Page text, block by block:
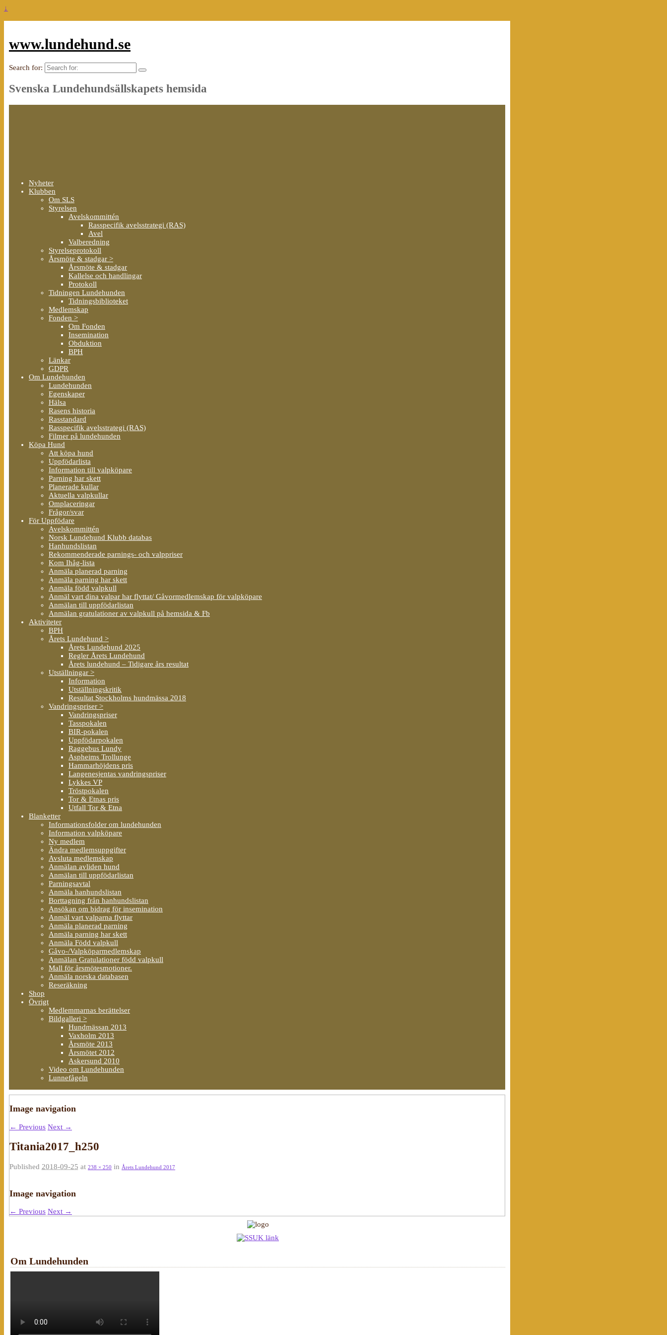
↓
www.lundehund.se
Search for:
Svenska Lundehundsällskapets hemsida
Nyheter
Klubben
Om SLS
Styrelsen
Avelskommittén
Rasspecifik avelsstrategi (RAS)
Avel
Valberedning
Styrelseprotokoll
Årsmöte & stadgar >
Årsmöte & stadgar
Kallelse och handlingar
Protokoll
Tidningen Lundehunden
Tidningsbiblioteket
Medlemskap
Fonden >
Om Fonden
Insemination
Obduktion
BPH
Länkar
GDPR
Om Lundehunden
Lundehunden
Egenskaper
Hälsa
Rasens historia
Rasstandard
Rasspecifik avelsstrategi (RAS)
Filmer på lundehunden
Köpa Hund
Att köpa hund
Uppfödarlista
Information till valpköpare
Parning har skett
Planerade kullar
Aktuella valpkullar
Omplaceringar
Frågor/svar
För Uppfödare
Avelskommittén
Norsk Lundehund Klubb databas
Hanhundslistan
Rekommenderade parnings- och valppriser
Kom Ihåg-lista
Anmäla planerad parning
Anmäla parning har skett
Anmäla född valpkull
Anmäl vart dina valpar har flyttat/ Gåvormedlemskap för valpköpare
Anmälan till uppfödarlistan
Anmälan gratulationer av valpkull på hemsida & Fb
Aktiviteter
BPH
Årets Lundehund >
Årets Lundehund 2025
Regler Årets Lundehund
Årets lundehund – Tidigare års resultat
Utställningar >
Information
Utställningskritik
Resultat Stockholms hundmässa 2018
Vandringspriser >
Vandringspriser
Tasspokalen
BIR-pokalen
Uppfödarpokalen
Raggebus Lundy
Aspheims Trollunge
Hammarhöjdens pris
Langenesjentas vandringspriser
Lykkes VP
Tröstpokalen
Tor & Etnas pris
Utfall Tor & Etna
Blanketter
Informationsfolder om lundehunden
Information valpköpare
Ny medlem
Ändra medlemsuppgifter
Avsluta medlemskap
Anmälan avliden hund
Anmälan till uppfödarlistan
Parningsavtal
Anmäla hanhundslistan
Borttagning från hanhundslistan
Ansökan om bidrag för insemination
Anmäl vart valparna flyttar
Anmäla planerad parning
Anmäla parning har skett
Anmäla Född valpkull
Gåvo-/Valpköparmedlemskap
Anmälan Gratulationer född valpkull
Mall för årsmötesmotioner.
Anmäla norska databasen
Reseräkning
Shop
Övrigt
Medlemmarnas berättelser
Bildgalleri >
Hundmässan 2013
Vaxholm 2013
Årsmöte 2013
Årsmötet 2012
Askersund 2010
Video om Lundehunden
Lunnefågeln
Image navigation
← Previous Next →
Titania2017_h250
Published 2018-09-25 at 238 × 250 in Årets Lundehund 2017
Image navigation
← Previous Next →
Om Lundehunden